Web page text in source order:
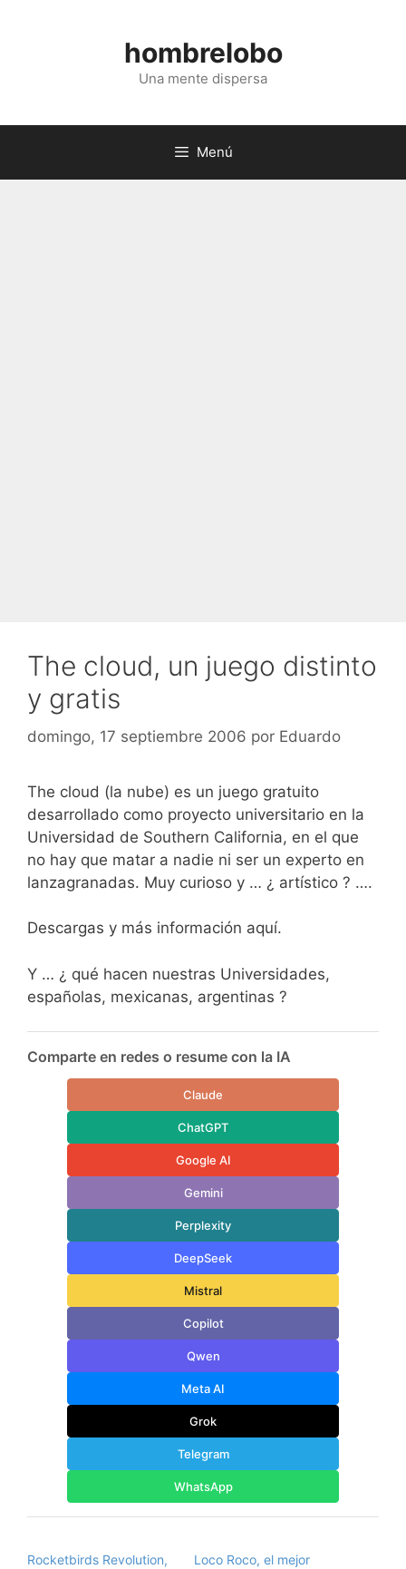
hombrelobo
Una mente dispersa
Menú
The cloud, un juego distinto
y gratis
domingo, 17 septiembre 2006 por Eduardo
The cloud (la nube) es un juego gratuito
desarrollado como proyecto universitario en la
Universidad de Southern California, en el que
no hay que matar a nadie ni ser un experto en
lanzagranadas. Muy curioso y … ¿ artístico ? ….
Descargas y más información aquí.
Y … ¿ qué hacen nuestras Universidades,
españolas, mexicanas, argentinas ?
Comparte en redes o resume con la IA
Claude
ChatGPT
Google AI
Gemini
Perplexity
DeepSeek
Mistral
Copilot
Qwen
Meta AI
Grok
Telegram
WhatsApp
Rocketbirds Revolution,
Loco Roco, el mejor